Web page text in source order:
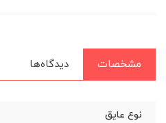
مشخصات دیدگاه‌ها
نوع عایق